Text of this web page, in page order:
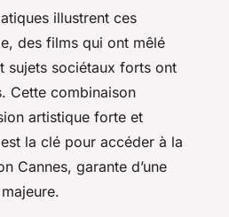
illustrent ces
des films qui ont mêlé
sujets sociétaux forts ont
Cette combinaison
artistique forte et
la clé pour accéder à la
Cannes, garante d’une